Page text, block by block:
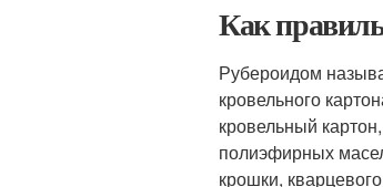
Как
Рубероидом
кровельного
кровельный
полиэфирных
крошки,